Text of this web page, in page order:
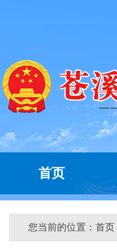
首页
您当前的位置： 首页